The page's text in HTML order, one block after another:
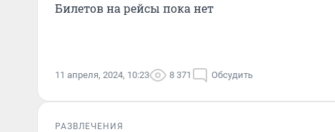
Билетов на рейсы пока нет
11 апреля, 2024, 10:23 8 371 Обсудить
РАЗВЛЕЧЕНИЯ